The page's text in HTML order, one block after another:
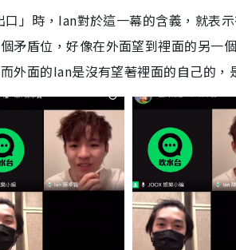
」時，Ian對於這一幕的含義，就表
矛盾位，好像在外面望到裡面的另一
外面的Ian是沒有望著裡面的自己的，